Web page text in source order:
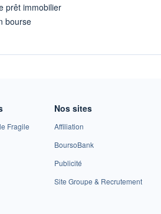
prêt immobilier
bourse
Fragile
Nos sites
Affiliation
BoursoBank
Publicité
Site Groupe & Recrutement